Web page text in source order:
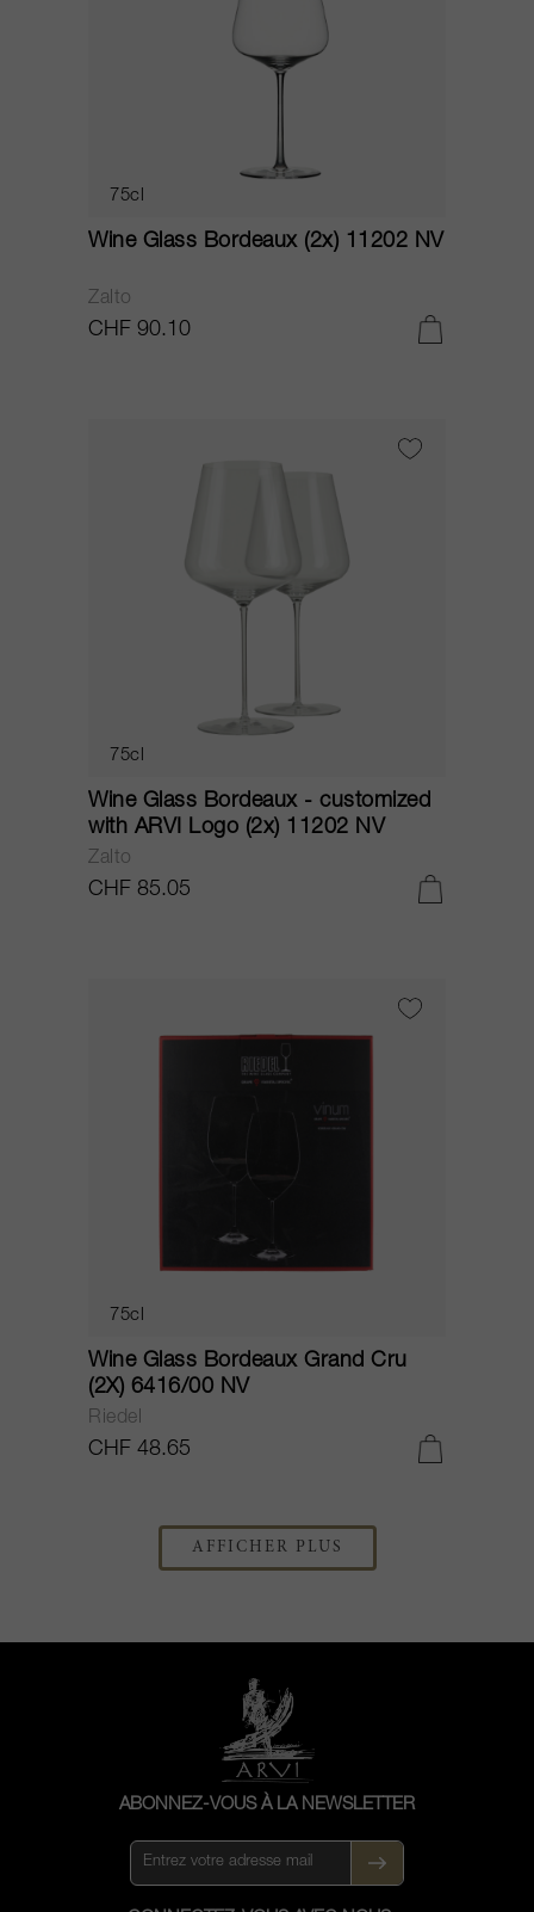
75cl
Wine Glass Bordeaux (2x) 11202 NV
Zalto
CHF 90.10
75cl
Wine Glass Bordeaux - customized
with ARVI Logo (2x) 11202 NV
Zalto
CHF 85.05
75cl
Wine Glass Bordeaux Grand Cru
(2X) 6416/00 NV
Riedel
CHF 48.65
AFFICHER PLUS
ABONNEZ-VOUS À LA NEWSLETTER